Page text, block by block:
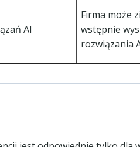
AI
Firma może
wstępnie
rozwiązania